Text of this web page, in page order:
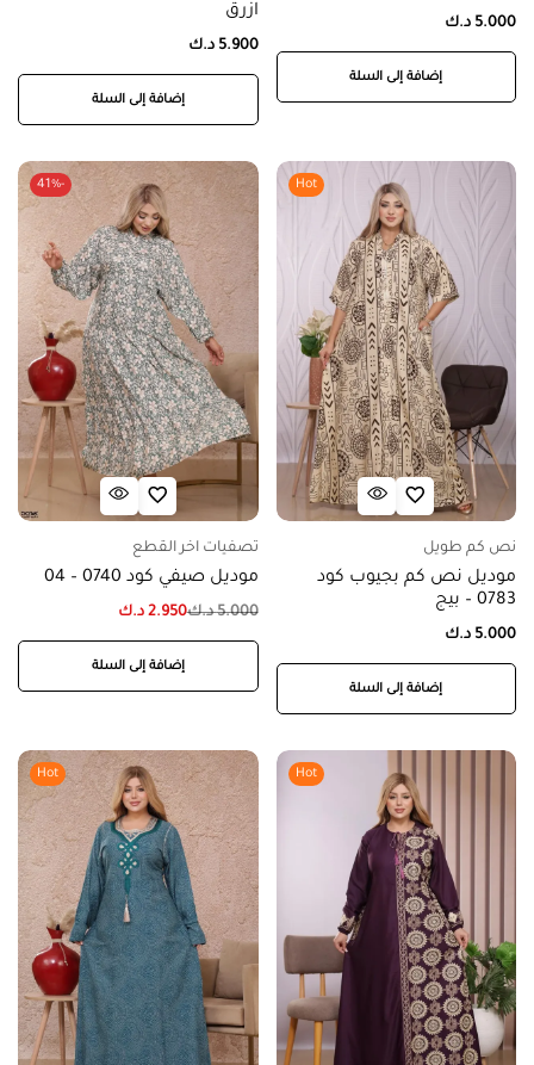
5.000 د.ك
إضافة إلى السلة
ازرق
5.900 د.ك
إضافة إلى السلة
Hot
نص كم طويل
موديل نص كم بجيوب كود
0783 – بيج
5.000 د.ك
إضافة إلى السلة
-41%
تصفيات اخر القطع
موديل صيفي كود 0740 – 04
5.000 د.ك2.950 د.ك
إضافة إلى السلة
Hot
Hot